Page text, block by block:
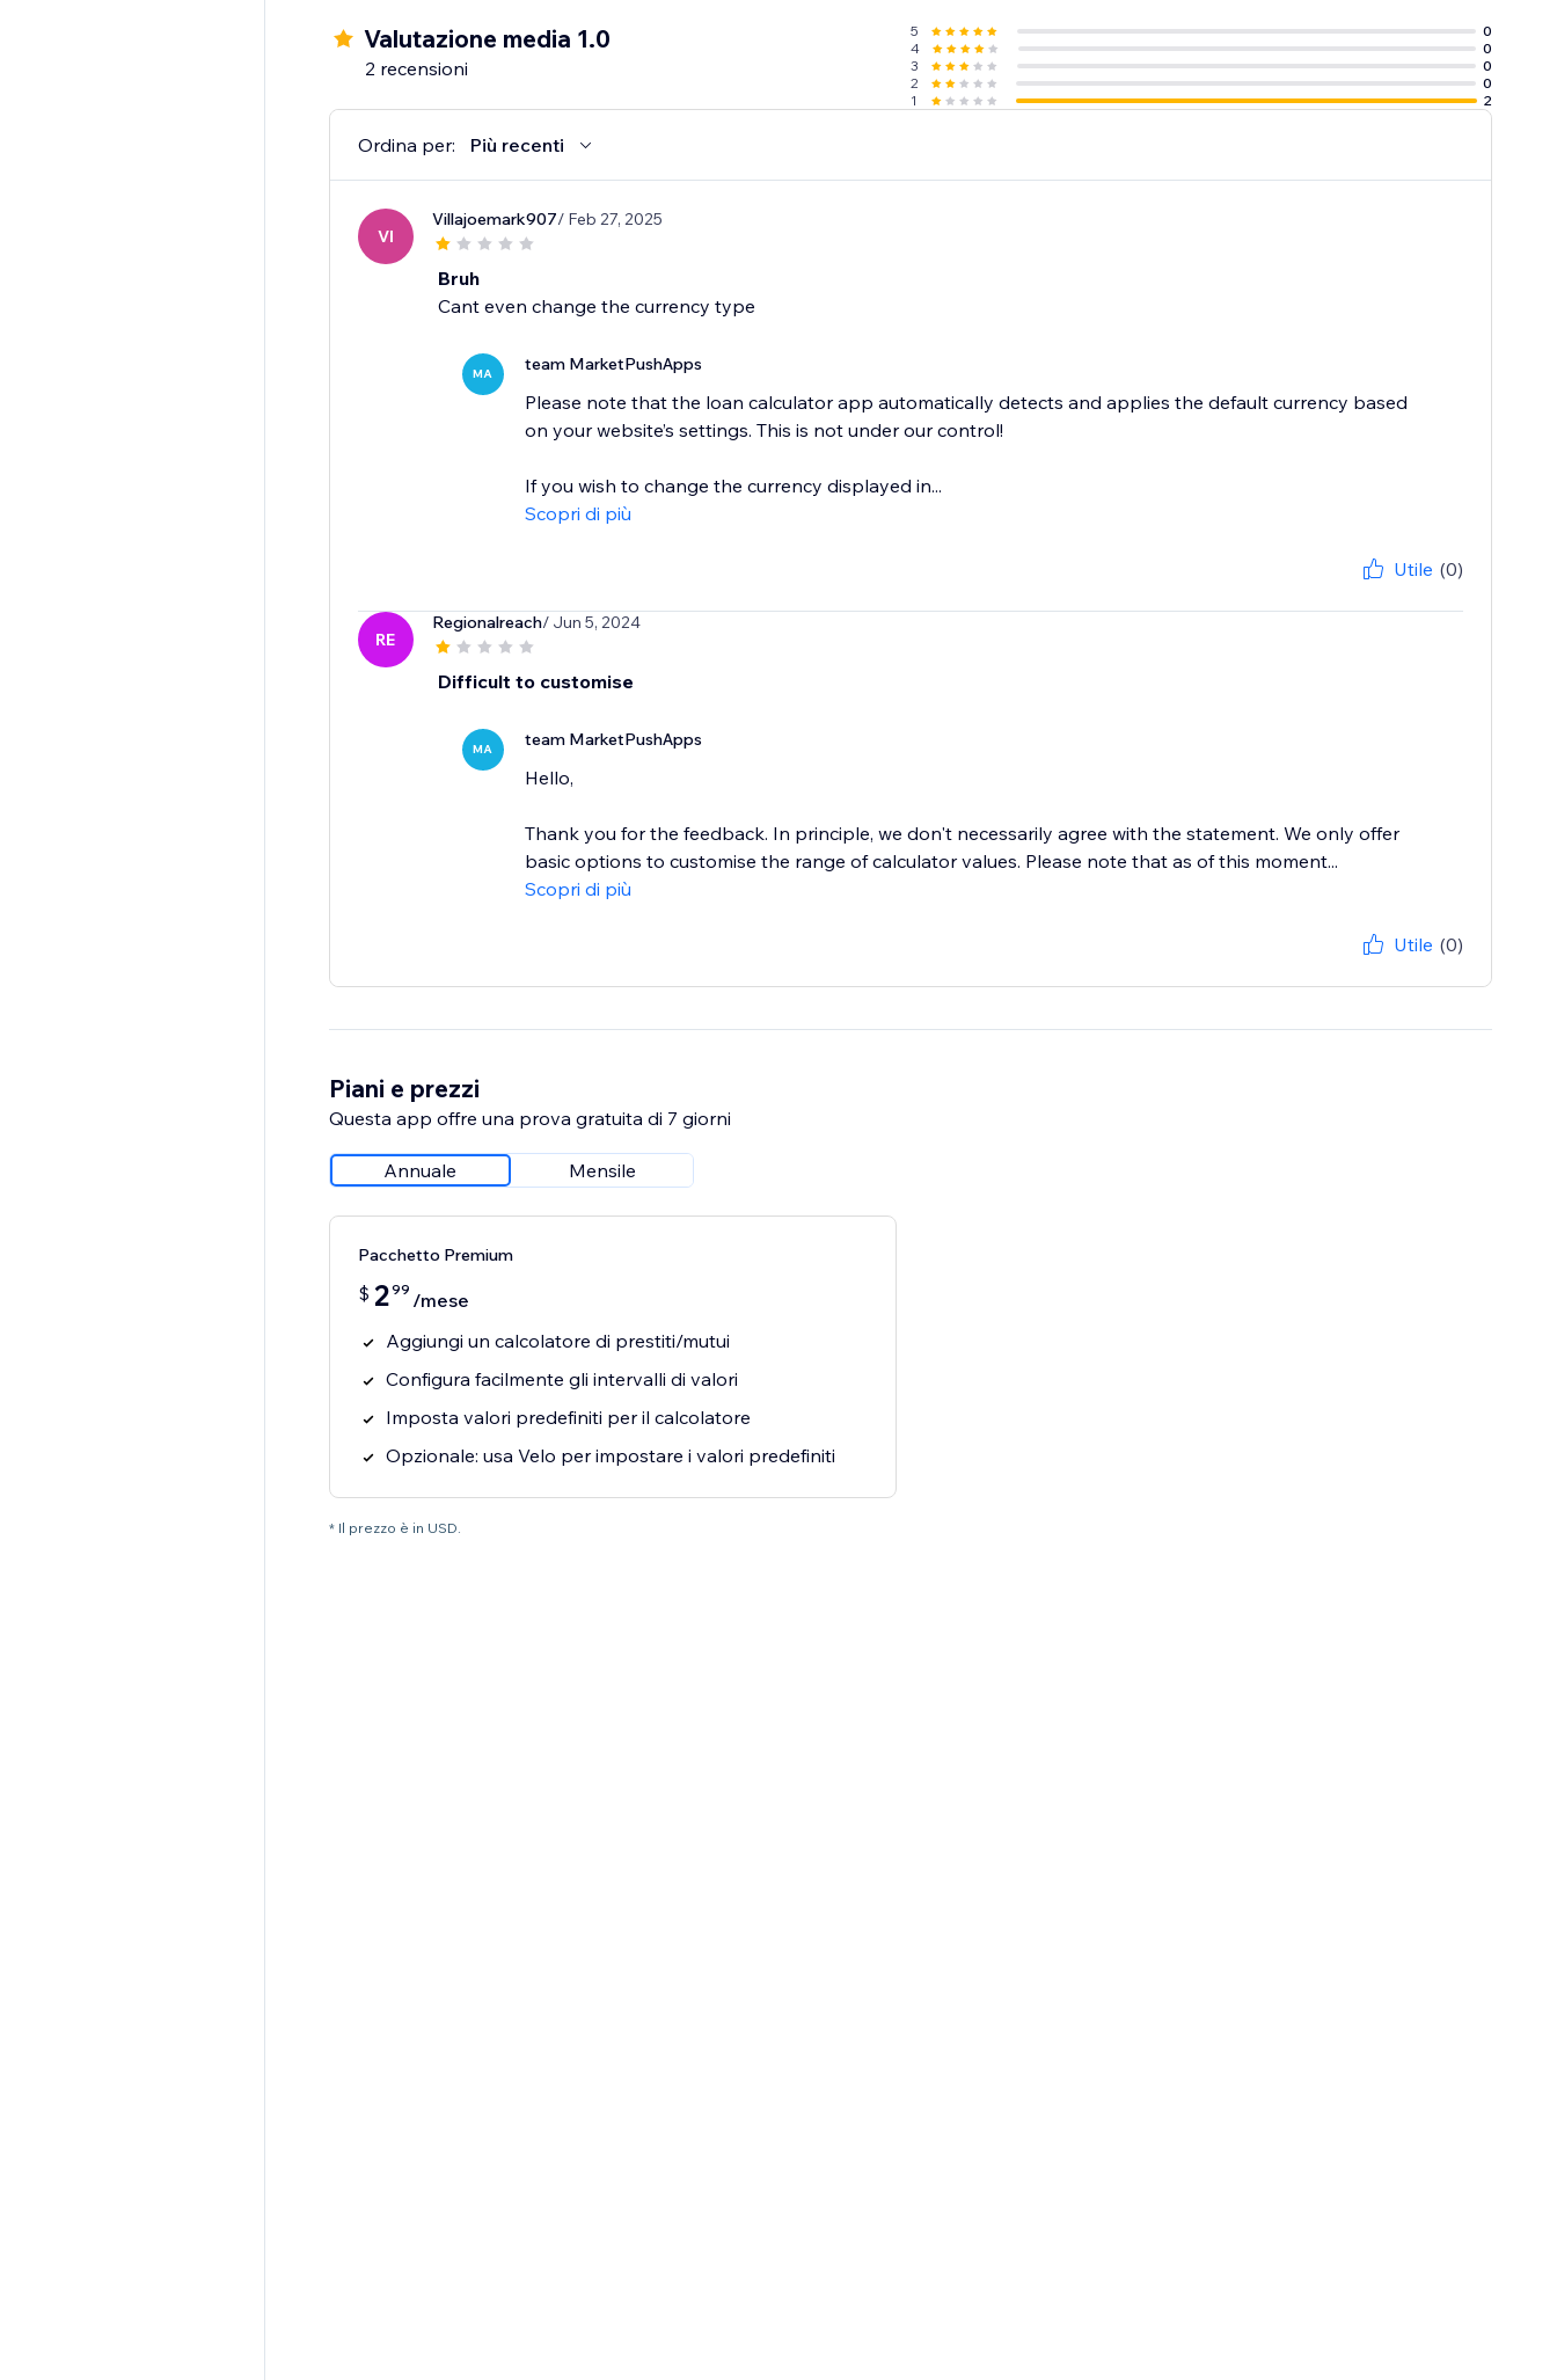
Valutazione media 1.0
2 recensioni
5
0
4
0
3
0
2
0
1
2
Ordina per: Più recenti
VI
Villajoemark907/ Feb 27, 2025
Bruh
Cant even change the currency type
MA team MarketPushApps
Please note that the loan calculator app automatically detects and applies the default currency based
on your website’s settings. This is not under our control!
If you wish to change the currency displayed in...
Scopri di più
Utile (0)
RE
Regionalreach/ Jun 5, 2024
Difficult to customise
MA team MarketPushApps
Hello,
Thank you for the feedback. In principle, we don't necessarily agree with the statement. We only offer
basic options to customise the range of calculator values. Please note that as of this moment...
Scopri di più
Utile (0)
Piani e prezzi
Questa app offre una prova gratuita di 7 giorni
Annuale Mensile
Pacchetto Premium
$ 299 /mese
Aggiungi un calcolatore di prestiti/mutui
Configura facilmente gli intervalli di valori
Imposta valori predefiniti per il calcolatore
Opzionale: usa Velo per impostare i valori predefiniti
* Il prezzo è in USD.